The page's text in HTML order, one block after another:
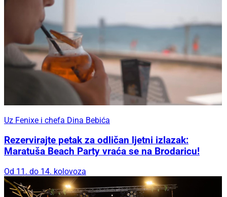
Uz Fenixe i chefa Dina Bebića
Rezervirajte petak za odličan ljetni izlazak:
Maratuša Beach Party vraća se na Brodaricu!
Od 11. do 14. kolovoza